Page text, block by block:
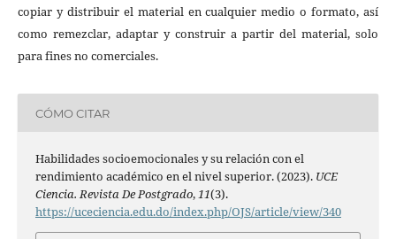
copiar y distribuir el material en cualquier medio o formato, así
como remezclar, adaptar y construir a partir del material, solo
para fines no comerciales.
CÓMO CITAR
Habilidades socioemocionales y su relación con el
rendimiento académico en el nivel superior. (2023). UCE
Ciencia. Revista De Postgrado,11(3).
https://uceciencia.edu.do/index.php/OJS/article/view/340